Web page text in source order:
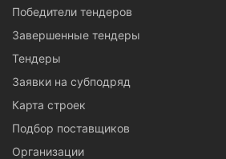
Победители тендеров
Завершенные тендеры
Тендеры
Заявки на субподряд
Карта строек
Подбор поставщиков
Организации